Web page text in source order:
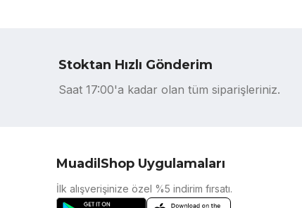
Stoktan Hızlı Gönderim
Saat 17:00'a kadar olan tüm siparişleriniz.
MuadilShop Uygulamaları
İlk alışverişinize özel %5 indirim fırsatı.